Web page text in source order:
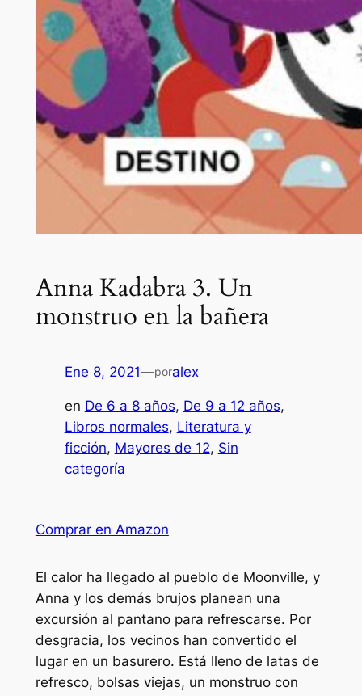
Anna Kadabra 3. Un
monstruo en la bañera
Ene 8, 2021—poralex
en De 6 a 8 años, De 9 a 12 años
Libros normales, Literatura y
ficción, Mayores de 12, Sin
categoría
Comprar en Amazon
El calor ha llegado al pueblo de Moonville, y
Anna y los demás brujos planean una
excursión al pantano para refrescarse. Por
desgracia, los vecinos han convertido el
lugar en un basurero. Está lleno de latas de
refresco, bolsas viejas, un monstruo con